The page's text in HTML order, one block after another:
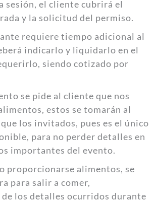
sesión, el cliente cubrirá el
y la solicitud del permiso.
requiere tiempo adicional al
indicarlo y liquidarlo en el
siendo cotizado por
se pide al cliente que nos
estos se tomarán al
los invitados, pues es el único
para no perder detalles en
importantes del evento.
proporcionarse alimentos, se
para salir a comer,
los detalles ocurridos durante